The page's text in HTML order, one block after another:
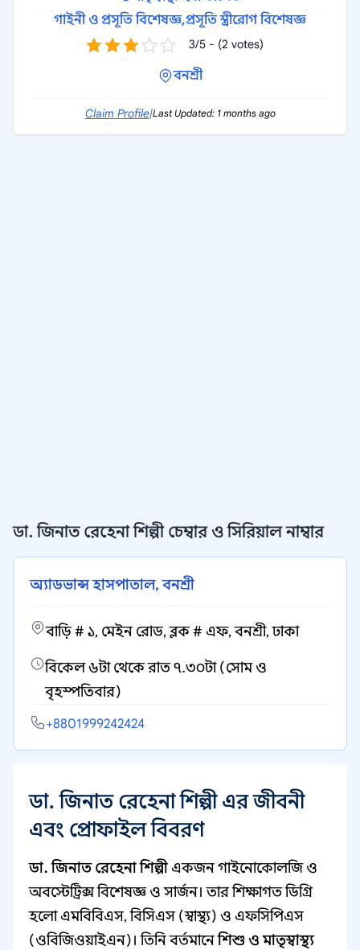
গাইনী ও প্রসূতি বিশেষজ্ঞ,প্রসূতি স্ত্রীরোগ বিশেষজ্ঞ
3/5 - (2 votes)
বনশ্রী
Claim Profile|Last Updated: 1 months ago
ডা. জিনাত রেহেনা শিল্পী চেম্বার ও সিরিয়াল নাম্বার
অ্যাডভান্স হাসপাতাল, বনশ্রী
বাড়ি # ১, মেইন রোড, ব্লক # এফ, বনশ্রী, ঢাকা
বিকেল ৬টা থেকে রাত ৭.৩০টা (সোম ও
বৃহস্পতিবার)
+8801999242424
ডা. জিনাত রেহেনা শিল্পী এর জীবনী
এবং প্রোফাইল বিবরণ
ডা. জিনাত রেহেনা শিল্পী একজন গাইনোকোলজি ও
অবস্টেট্রিক্স বিশেষজ্ঞ ও সার্জন। তার শিক্ষাগত ডিগ্রি
হলো এমবিবিএস, বিসিএস (স্বাস্থ্য) ও এফসিপিএস
(ওবিজিওয়াইএন)। তিনি বর্তমানেশিশু ও মাতৃস্বাস্থ্য